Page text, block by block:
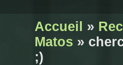
Accueil »
Matos »
;)